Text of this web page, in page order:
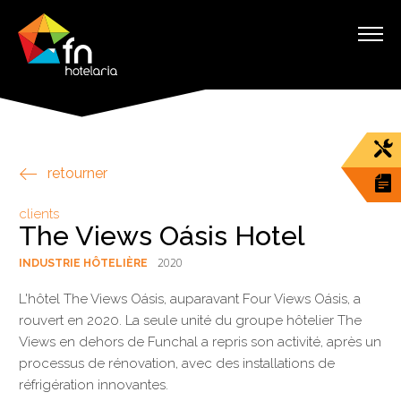
retourner
clients
The Views Oásis Hotel
INDUSTRIE HÔTELIÈRE 2020
L'hôtel The Views Oásis, auparavant Four Views Oásis, a
rouvert en 2020. La seule unité du groupe hôtelier The
Views en dehors de Funchal a repris son activité, après un
processus de rénovation, avec des installations de
réfrigération innovantes.